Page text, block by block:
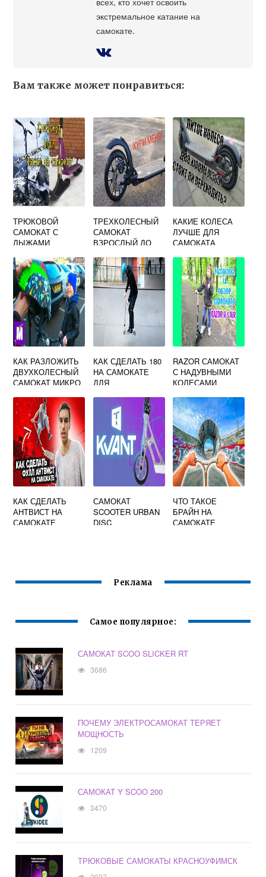
экстремальное катание на
самокате.
Вам также может понравиться:
ТРЮКОВОЙ
САМОКАТ С
ЛЫЖАМИ
ТРЕХКОЛЕСНЫЙ
САМОКАТ
ВЗРОСЛЫЙ ДО
КАКИЕ КОЛЕСА
ЛУЧШЕ ДЛЯ
САМОКАТА
КАК РАЗЛОЖИТЬ
ДВУХКОЛЕСНЫЙ
САМОКАТ МИКРО
КАК СДЕЛАТЬ 180
НА САМОКАТЕ
ДЛЯ
RAZOR САМОКАТ
С НАДУВНЫМИ
КОЛЕСАМИ
КАК СДЕЛАТЬ
АНТВИСТ НА
САМОКАТЕ
САМОКАТ
SCOOTER URBAN
DISC
ЧТО ТАКОЕ
БРАЙН НА
САМОКАТЕ
Реклама
Самое популярное:
САМОКАТ SCOO SLICKER RT
3686
ПОЧЕМУ ЭЛЕКТРОСАМОКАТ ТЕРЯЕТ
МОЩНОСТЬ
1209
САМОКАТ Y SCOO 200
3470
ТРЮКОВЫЕ САМОКАТЫ КРАСНОУФИМСК